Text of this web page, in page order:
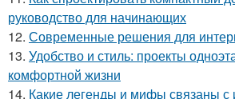
руководство для начинающих
12. Современные решения для
13. Удобство и стиль: проекты
комфортной жизни
14. Какие легенды и мифы связаны с